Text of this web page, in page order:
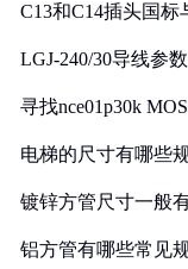
C13和C14插头国
LGJ-240/30导线参
寻找nce01p30k
电梯的尺寸有哪些
镀锌方管尺寸一般
铝方管有哪些常见